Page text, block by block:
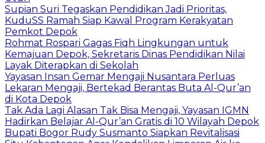
Supian Suri Tegaskan Pendidikan Jadi Prioritas,
KuduSS Ramah Siap Kawal Program Kerakyatan
Pemkot Depok
Rohmat Rospari Gagas Fiqh Lingkungan untuk
Kemajuan Depok, Sekretaris Dinas Pendidikan Nilai
Layak Diterapkan di Sekolah
Yayasan Insan Gemar Mengaji Nusantara Perluas
Lekaran Mengaji, Bertekad Berantas Buta Al-Qur’an
di Kota Depok
Tak Ada Lagi Alasan Tak Bisa Mengaji, Yayasan IGMN
Hadirkan Belajar Al-Qur’an Gratis di 10 Wilayah Depok
Bupati Bogor Rudy Susmanto Siapkan Revitalisasi